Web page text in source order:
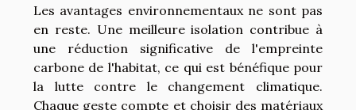
Les avantages environnementaux ne sont pas
en reste. Une meilleure isolation contribue à
une réduction significative de l'empreinte
carbone de l'habitat, ce qui est bénéfique pour
la lutte contre le changement climatique.
Chaque geste compte et choisir des matériaux